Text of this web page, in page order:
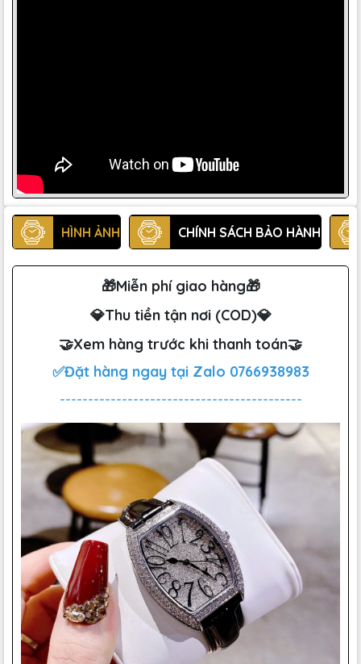
HÌNH ẢNH CHÍNH SÁCH BẢO HÀNH
🎁Miễn phí giao hàng🎁
💎Thu tiền tận nơi (COD)💎
🤝Xem hàng trước khi thanh toán🤝
✅Đặt hàng ngay tại Zalo 0766938983
-------------------------------------------